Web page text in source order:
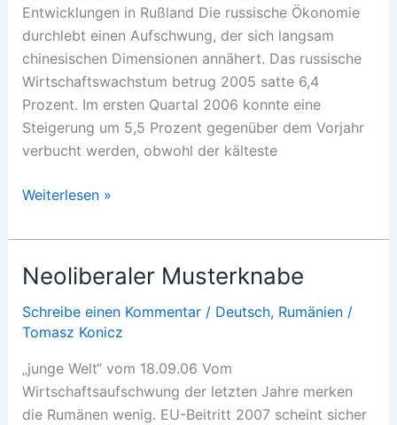
Entwicklungen in Rußland Die russische Ökonomie
durchlebt einen Aufschwung, der sich langsam
chinesischen Dimensionen annähert. Das russische
Wirtschaftswachstum betrug 2005 satte 6,4
Prozent. Im ersten Quartal 2006 konnte eine
Steigerung um 5,5 Prozent gegenüber dem Vorjahr
verbucht werden, obwohl der kälteste
Umverteilung
Ausverkauf?
Weiterlesen »
Neoliberaler Musterknabe
Schreibe einen Kommentar / Deutsch, Rumänien/
Tomasz Konicz
„junge Welt“ vom 18.09.06 Vom
Wirtschaftsaufschwung der letzten Jahre merken
die Rumänen wenig. EU-Beitritt 2007 scheint sicher